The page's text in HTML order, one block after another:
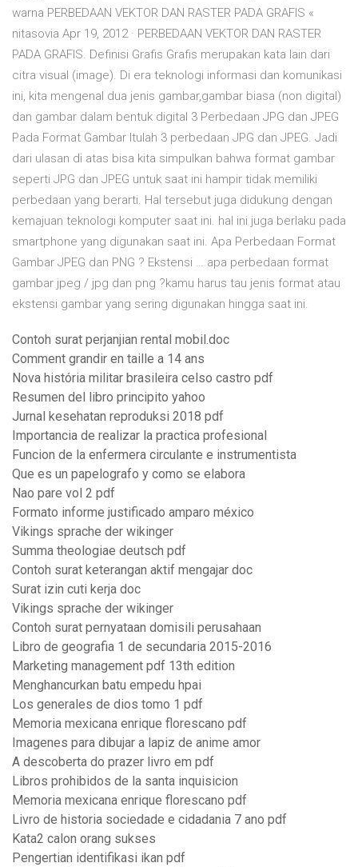
warna PERBEDAAN VEKTOR DAN RASTER PADA GRAFIS «
nitasovia Apr 19, 2012 · PERBEDAAN VEKTOR DAN RASTER
PADA GRAFIS. Definisi Grafis Grafis merupakan kata lain dari
citra visual (image). Di era teknologi informasi dan komunikasi
ini, kita mengenal dua jenis gambar,gambar biasa (non digital)
dan gambar dalam bentuk digital 3 Perbedaan JPG dan JPEG
Pada Format Gambar Itulah 3 perbedaan JPG dan JPEG. Jadi
dari ulasan di atas bisa kita simpulkan bahwa format gambar
seperti JPG dan JPEG untuk saat ini hampir tidak memiliki
perbedaan yang berarti. Hal tersebut juga didukung dengan
kemajuan teknologi komputer saat ini. hal ini juga berlaku pada
smartphone yang digunakan saat ini. Apa Perbedaan Format
Gambar JPEG dan PNG ? Ekstensi … apa perbedaan format
gambar jpeg / jpg dan png ?kamu harus tau jenis format atau
ekstensi gambar yang sering digunakan hingga saat ini.
Contoh surat perjanjian rental mobil.doc
Comment grandir en taille a 14 ans
Nova história militar brasileira celso castro pdf
Resumen del libro principito yahoo
Jurnal kesehatan reproduksi 2018 pdf
Importancia de realizar la practica profesional
Funcion de la enfermera circulante e instrumentista
Que es un papelografo y como se elabora
Nao pare vol 2 pdf
Formato informe justificado amparo méxico
Vikings sprache der wikinger
Summa theologiae deutsch pdf
Contoh surat keterangan aktif mengajar doc
Surat izin cuti kerja doc
Vikings sprache der wikinger
Contoh surat pernyataan domisili perusahaan
Libro de geografia 1 de secundaria 2015-2016
Marketing management pdf 13th edition
Menghancurkan batu empedu hpai
Los generales de dios tomo 1 pdf
Memoria mexicana enrique florescano pdf
Imagenes para dibujar a lapiz de anime amor
A descoberta do prazer livro em pdf
Libros prohibidos de la santa inquisicion
Memoria mexicana enrique florescano pdf
Livro de historia sociedade e cidadania 7 ano pdf
Kata2 calon orang sukses
Pengertian identifikasi ikan pdf